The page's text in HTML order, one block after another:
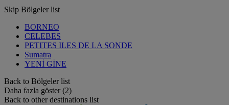
Skip Bölgeler list
BORNEO
CELEBES
PETITES ILES DE LA SONDE
Sumatra
YENİ GİNE
Back to Bölgeler list
Daha fazla göster (2)
Back to other destinations list